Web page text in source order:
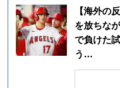
【海外の
を放ちな
で負けた
う…